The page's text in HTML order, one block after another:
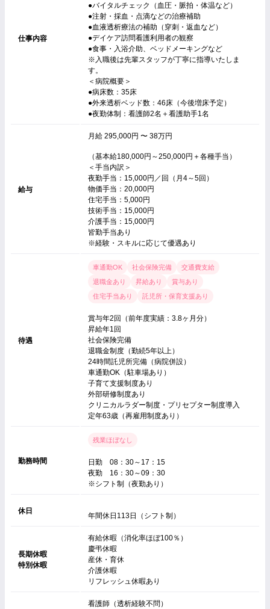
仕事内容
●バイタルチェック（血圧・脈拍・体温など）
●注射・採血・点滴などの治療補助
●血液透析療法の補助（穿刺・返血など）
●デイケア訪問看護利用者の観察
●食事・入浴介助、ベッドメーキングなど
※入職後は先輩スタッフが丁寧に指導いたしま
す。
＜病院概要＞
●病床数：35床
●外来透析ベッド数：46床（今後増床予定）
●夜勤体制：看護師2名＋看護助手1名
給与
月給 295,000円 〜 38万円
（基本給180,000円～250,000円＋各種手当）
＜手当内訳＞
夜勤手当：15,000円／回（月4～5回）
物価手当：20,000円
住宅手当：5,000円
技術手当：15,000円
介護手当：15,000円
皆勤手当あり
※経験・スキルに応じて優遇あり
待遇
車通勤OK 社会保険完備
交通費支給
退職金あり
昇給あり
賞与あり
住宅手当あり
託児所・保育支援あり
賞与年2回（前年度実績：3.8ヶ月分）
昇給年1回
社会保険完備
退職金制度（勤続5年以上）
24時間託児所完備（病院併設）
車通勤OK（駐車場あり）
子育て支援制度あり
外部研修制度あり
クリニカルラダー制度・プリセプター制度導入
定年63歳（再雇用制度あり）
勤務時間
残業ほぼなし
日勤 08：30～17：15
夜勤 16：30～09：30
※シフト制（夜勤あり）
休日
年間休日113日（シフト制）
長期休暇
特別休暇
有給休暇（消化率ほぼ100％）
慶弔休暇
産休・育休
介護休暇
リフレッシュ休暇あり
看護師（透析経験不問）